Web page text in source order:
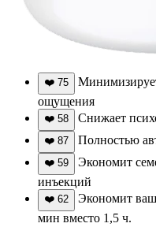
❤️ 75
ощущения
❤️ 58 Снижает
❤️ 87 Полностью
❤️ 59
Экономит
инъекций
❤️ 62
Экономит
мин вместо 1,5 ч.